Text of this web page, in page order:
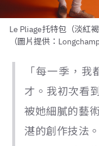
Le Pliage托特包（淡紅
（圖片提供：Longchamp
「每一季，
才。我初次看
被她細膩的藝
湛的創作技法